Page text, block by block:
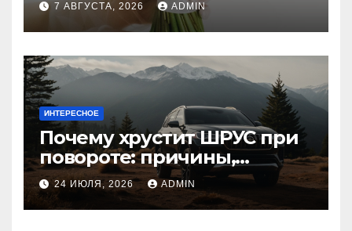
7 АВГУСТА, 2026 ADMIN
ИНТЕРЕСНОЕ
Почему хрустит ШРУС при
повороте: причины,
диагностика
24 ИЮЛЯ, 2026 ADMIN